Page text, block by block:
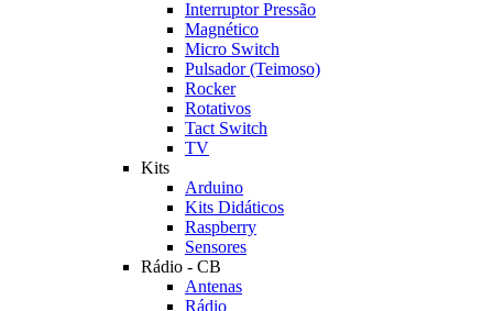
Interruptor Pressão
Magnético
Micro Switch
Pulsador (Teimoso)
Rocker
Rotativos
Tact Switch
TV
Kits
Arduino
Kits Didáticos
Raspberry
Sensores
Rádio - CB
Antenas
Rádio